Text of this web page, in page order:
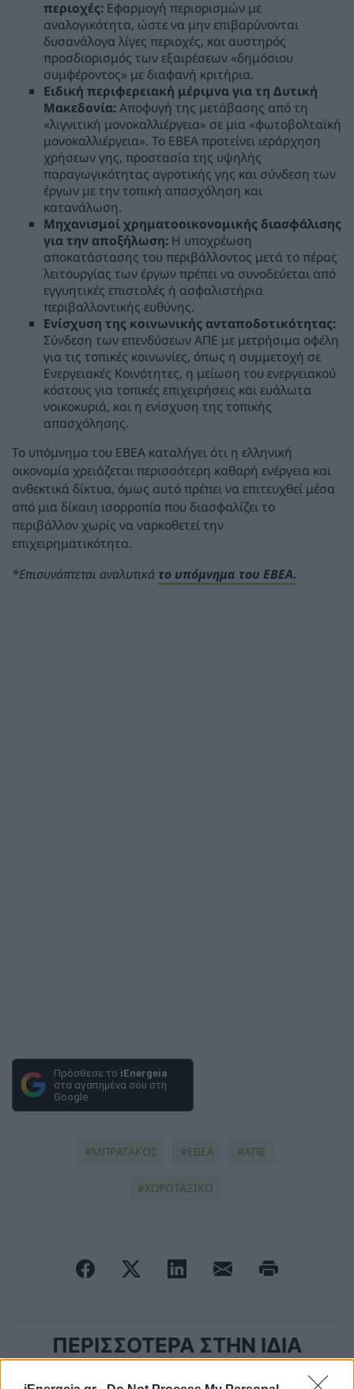
περιοχές: Εφαρμογή περιορισμών με
αναλογικότητα, ώστε να μην επιβαρύνονται
δυσανάλογα λίγες περιοχές, και αυστηρός
προσδιορισμός των εξαιρέσεων «δημόσιου
συμφέροντος» με διαφανή κριτήρια.
Ειδική περιφερειακή μέριμνα για τη Δυτική
Μακεδονία:Αποφυγή της μετάβασης από τη
«λιγνιτική μονοκαλλιέργεια» σε μια «φωτοβολταϊκή
μονοκαλλιέργεια». Το ΕΒΕΑ προτείνει ιεράρχηση
χρήσεων γης, προστασία της υψηλής
παραγωγικότητας αγροτικής γης και σύνδεση των
έργων με την τοπική απασχόληση και
κατανάλωση.
Μηχανισμοί χρηματοοικονομικής διασφάλισης
για την αποξήλωση: Η υποχρέωση
αποκατάστασης του περιβάλλοντος μετά το πέρας
λειτουργίας των έργων πρέπει να συνοδεύεται από
εγγυητικές επιστολές ή ασφαλιστήρια
περιβαλλοντικής ευθύνης.
Ενίσχυση της κοινωνικής ανταποδοτικότητας:
Σύνδεση των επενδύσεων ΑΠΕ με μετρήσιμα οφέλη
για τις τοπικές κοινωνίες, όπως η συμμετοχή σε
Ενεργειακές Κοινότητες, η μείωση του ενεργειακού
κόστους για τοπικές επιχειρήσεις και ευάλωτα
νοικοκυριά, και η ενίσχυση της τοπικής
απασχόλησης.
Το υπόμνημα του ΕΒΕΑ καταλήγει ότι η ελληνική
οικονομία χρειάζεται περισσότερη καθαρή ενέργεια και
ανθεκτικά δίκτυα, όμως αυτό πρέπει να επιτευχθεί μέσα
από μια δίκαιη ισορροπία που διασφαλίζει το
περιβάλλον χωρίς να ναρκοθετεί την
επιχειρηματικότητα.
*Επισυνάπτεται αναλυτικά το υπόμνημα του ΕΒΕΑ.
Πρόσθεσε το iEnergeia
στα αγαπημένα σου στη
Google
ΜΠΡΑΤΑΚΟΣ ΕΒΕΑ ΑΠΕ
ΧΩΡΟΤΑΞΙΚΟ
ΠΕΡΙΣΣΟΤΕΡΑ ΣΤΗΝ ΙΔΙΑ
ΚΑΤΗΓΟΡΙΑ